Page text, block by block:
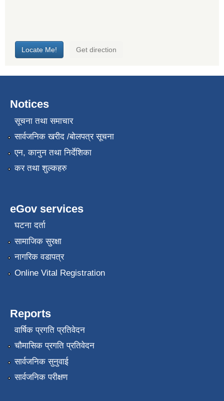
Notices
सूचना तथा समाचार
सार्वजनिक खरीद /बोलपत्र सूचना
एन, कानुन तथा निर्देशिका
कर तथा शुल्कहरु
eGov services
घटना दर्ता
सामाजिक सुरक्षा
नागरिक वडापत्र
Online Vital Registration
Reports
वार्षिक प्रगति प्रतिवेदन
चौमासिक प्रगति प्रतिवेदन
सार्वजनिक सुनुवाई
सार्वजनिक परीक्षण